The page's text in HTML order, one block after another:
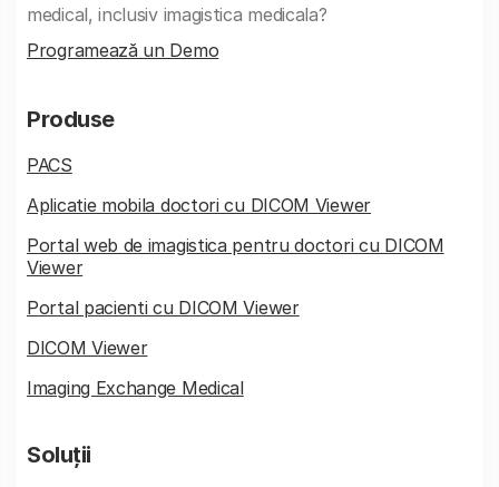
medical, inclusiv imagistica medicala?
Programează un Demo
Produse
PACS
Aplicatie mobila doctori cu DICOM Viewer
Portal web de imagistica pentru doctori cu DICOM
Viewer
Portal pacienti cu DICOM Viewer
DICOM Viewer
Imaging Exchange Medical
Soluții